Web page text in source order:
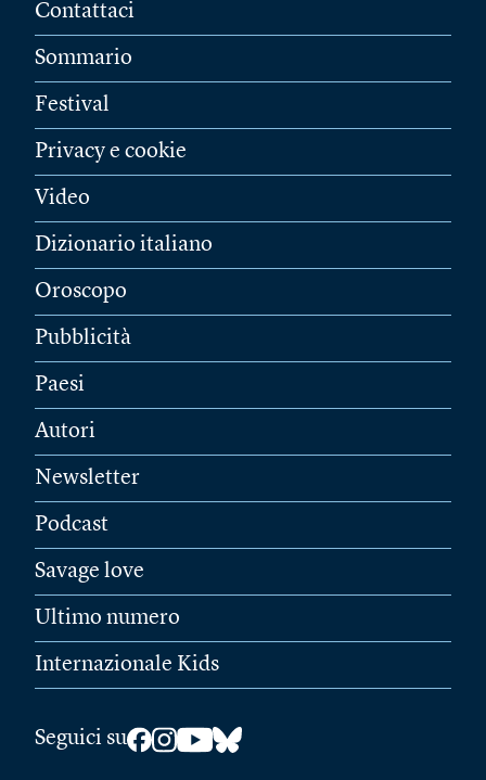
Contattaci
Sommario
Festival
Privacy e cookie
Video
Dizionario italiano
Oroscopo
Pubblicità
Paesi
Autori
Newsletter
Podcast
Savage love
Ultimo numero
Internazionale Kids
Seguici su